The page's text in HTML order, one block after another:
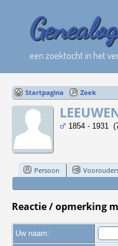
een zoektocht in het
Startpagina Zoek
1854 - 1931
Persoon
Reactie / opmerking
Uw naam: